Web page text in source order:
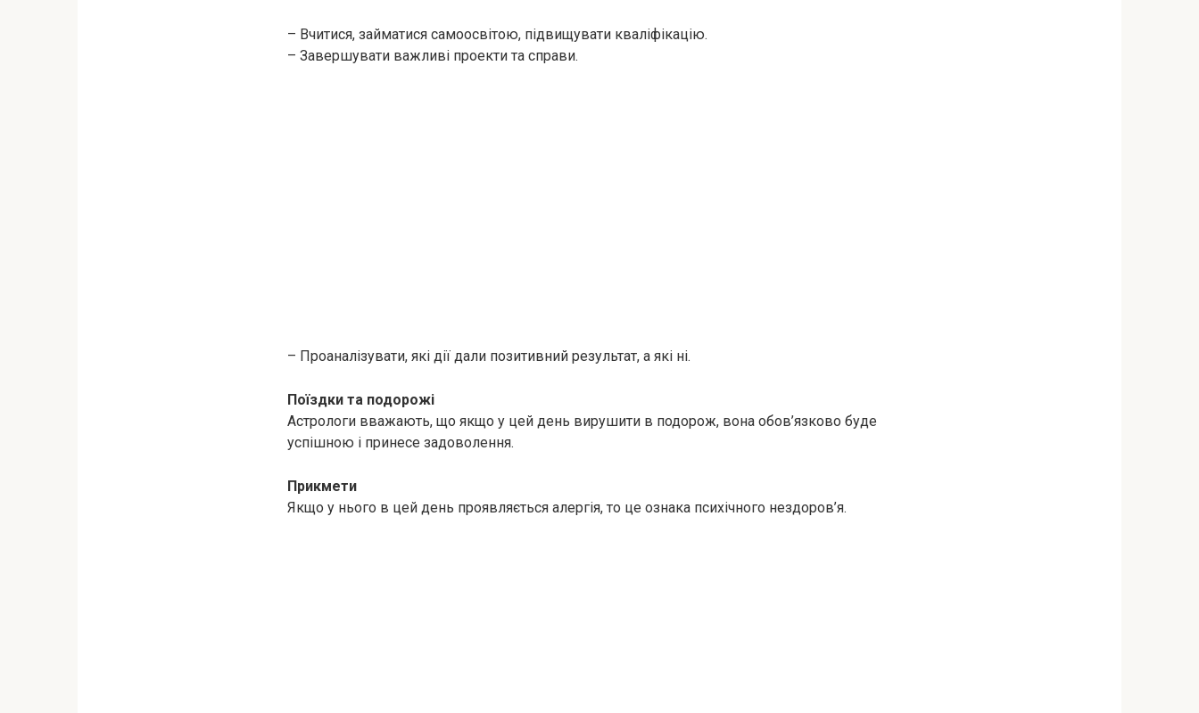
– Вчитися, займатися самоосвітою, підвищувати кваліфікацію.
– Завершувати важливі проекти та справи.
– Проаналізувати, які дії дали позитивний результат, а які ні.
Поїздки та подорожі
Астрологи вважають, що якщо у цей день вирушити в подорож, вона обов’язково буде
успішною і принесе задоволення.
Прикмети
Якщо у нього в цей день проявляється алергія, то це ознака психічного нездоров’я.